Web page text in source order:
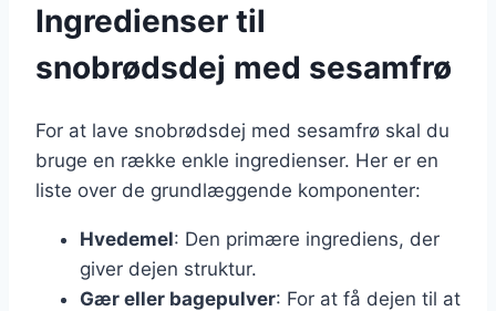
Ingredienser til
snobrødsdej med sesamfrø
For at lave snobrødsdej med sesamfrø skal du
bruge en række enkle ingredienser. Her er en
liste over de grundlæggende komponenter:
Hvedemel: Den primære ingrediens, der
giver dejen struktur.
Gær eller bagepulver: For at få dejen til at